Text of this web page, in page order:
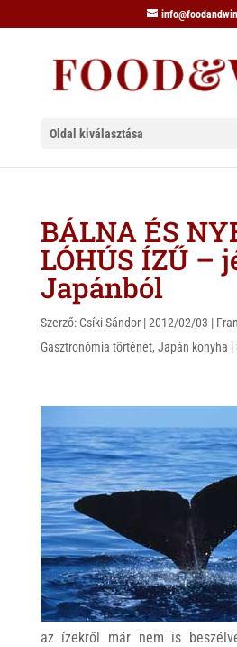
Oldal kiválasztása
BÁLNA ÉS
LÓHÚS ÍZŰ –
Japánból
Szerző: Csíki Sándor|2012/02/03 |
Gasztronómia történet, Japán konyha |
az ízekről már nem is